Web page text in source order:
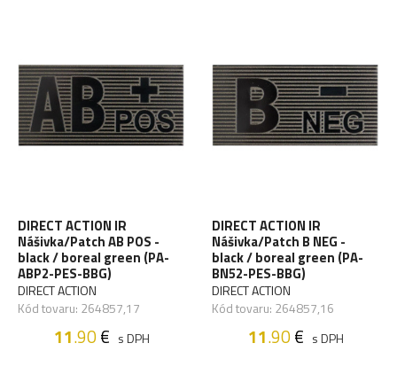
DIRECT ACTION IR
Nášivka/Patch AB POS -
black / boreal green (PA-
ABP2-PES-BBG)
DIRECT ACTION
Kód tovaru: 264857,17
11.90€ s DPH
DIRECT ACTION IR
Nášivka/Patch B NEG -
black / boreal green (PA-
BN52-PES-BBG)
DIRECT ACTION
Kód tovaru: 264857,16
11.90€ s DPH